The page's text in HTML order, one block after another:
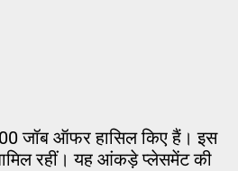
जॉब ऑफर हासिल किए हैं। इस
रहीं। यह आंकड़े प्लेसमेंट की